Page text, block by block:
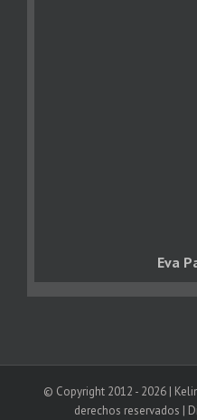
Eva
© Copyright 2012 - 2026 |
derechos reservados |